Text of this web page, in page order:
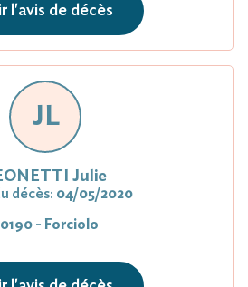
l'avis de décès
JL
Julie
décès: 04/05/2020
- Forciolo